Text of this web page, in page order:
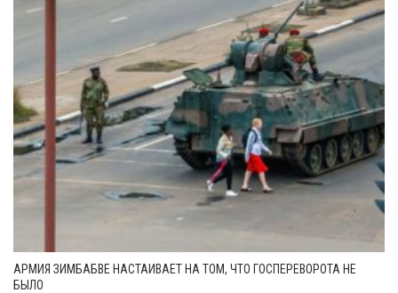
АРМИЯ ЗИМБАБВЕ НАСТАИВАЕТ НА ТОМ, ЧТО ГОСПЕРЕВОРОТА НЕ
БЫЛО